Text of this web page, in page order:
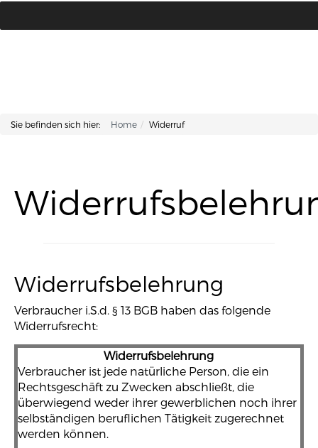
Sie befinden sich hier: Home Widerruf
Widerrufsbelehrung
Verbraucher i.S.d. § 13 BGB haben das folgende
Widerrufsrecht:
Widerrufsbelehrung
Verbraucher ist jede natürliche Person, die ein
Rechtsgeschäft zu Zwecken abschließt, die
überwiegend weder ihrer gewerblichen noch ihrer
selbständigen beruflichen Tätigkeit zugerechnet
werden können.